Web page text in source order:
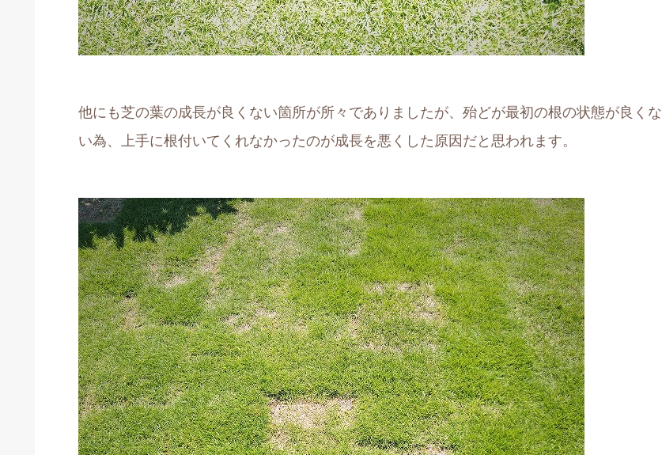
他にも芝の葉の成長が良くない箇所が所々でありましたが、殆どが最初の根の状態が良くな
い為、上手に根付いてくれなかったのが成長を悪くした原因だと思われます。